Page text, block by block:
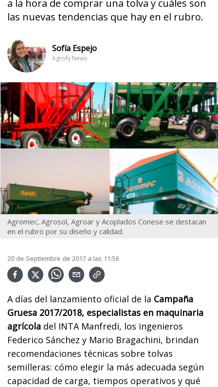
a la hora de comprar una tolva y cuáles son
las nuevas tendencias que hay en el rubro.
Sofía Espejo
Agrofy News
Agromec, Agrosol, Agroar y Acoplados Conese se destacan
en el rubro por su diseño y calidad.
20 de Septiembre de 2017 a las 11:56
A días del lanzamiento oficial de la Campaña
Gruesa 2017/2018, especialistas en maquinaria
agrícola del INTA Manfredi, los ingenieros
Federico Sánchez y Mario Bragachini, brindan
recomendaciones técnicas sobre tolvas
semilleras: cómo elegir la más adecuada según
capacidad de carga, tiempos operativos y qué